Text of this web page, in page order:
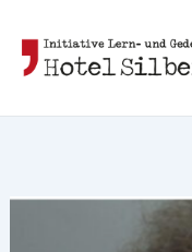
Inhalt
springen